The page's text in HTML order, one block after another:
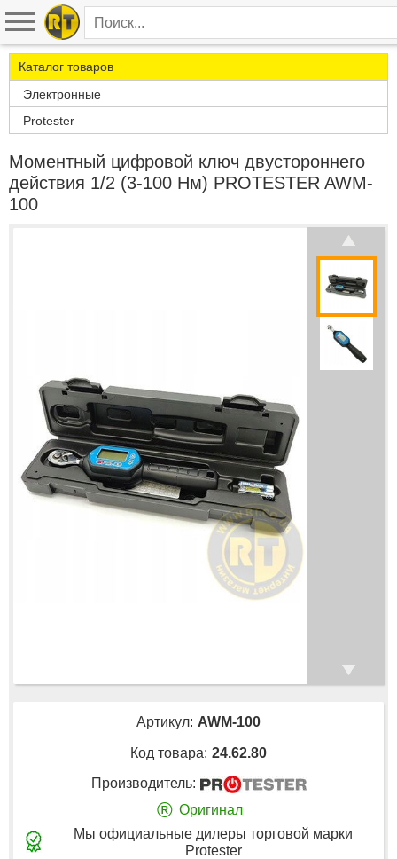
Каталог товаров
Электронные
Protester
Моментный цифровой ключ двустороннего
действия 1/2 (3-100 Нм) PROTESTER AWM-
100
Артикул: AWM-100
Код товара: 24.62.80
Производитель:
® Оригинал
Мы официальные дилеры торговой марки
Protester